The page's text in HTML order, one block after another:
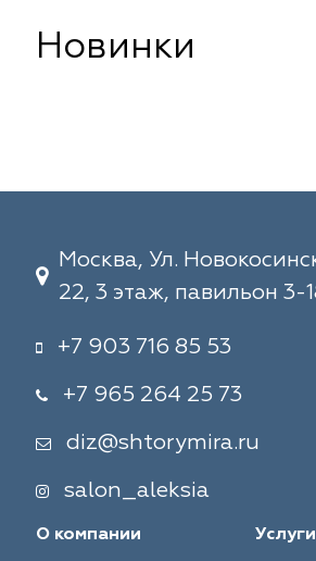
Новинки
Москва, Ул.
22, 3 этаж, павильон 3-
+7 903 716 85 53
+7 965 264 25 73
diz@shtorymira.ru
salon_aleksia
О компании Услуги